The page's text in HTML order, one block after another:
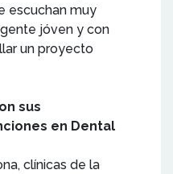
escuchan muy
jóven y con
un proyecto
sus
en Dental
clínicas de la